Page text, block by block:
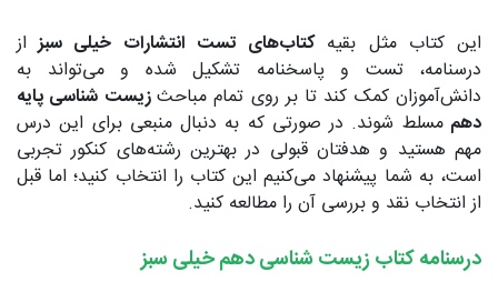
این کتاب مثل بقیهکتاب‌های تست انتشارات خیلی سبز از
درسنامه، تست و پاسخنامه تشکیل شده و می‌تواند به
دانش‌آموزان کمک کند تا بر روی تمام مباحثزیست شناسی پایه
دهممسلط شوند. در صورتی که به دنبال منبعی برای این درس
مهم هستید و هدفتان قبولی در بهترین رشته‌های کنکور تجربی
است، به شما پیشنهاد می‌کنیم این کتاب را انتخاب کنید؛ اما قبل
از انتخاب نقد و بررسی آن را مطالعه کنید.
درسنامه کتاب زیست شناسی دهم خیلی سبز